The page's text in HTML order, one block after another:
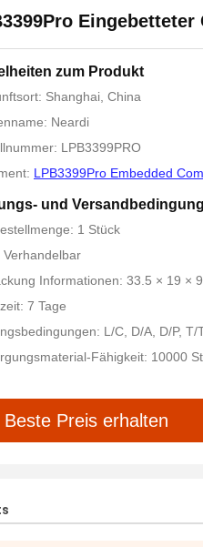
zum Produkt
Shanghai, China
Neardi
LPB3399PRO
LPB3399Pro Embedded
und
1 Stück
Verhandelbar
Informationen: 33.5 × 19 ×
7 Tage
L/C, D/A, D/P, T/
Fähigkeit: 10000
Beste Preis erhalten